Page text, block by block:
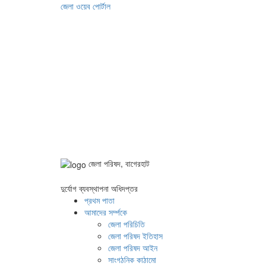
জেলা ওয়েব পোর্টাল
জেলা পরিষদ, বাগেরহাট
দুর্যোগ ব্যবস্থাপনা অধিদপ্তর
প্রথম পাতা
আমাদের সর্ম্পকে
জেলা পরিচিতি
জেলা পরিষদ ইতিহাস
জেলা পরিষদ আইন
সাংগঠনিক কাঠামো